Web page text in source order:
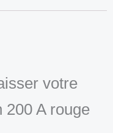
votre
200 A rouge